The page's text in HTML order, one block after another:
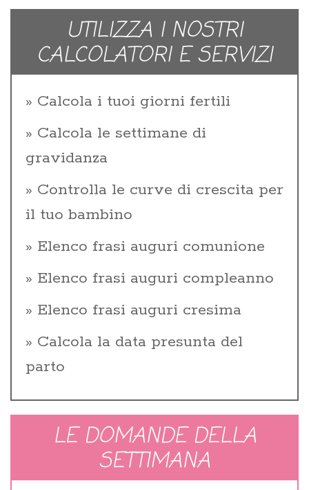
UTILIZZA I NOSTRI
CALCOLATORI E SERVIZI
Calcola i tuoi giorni fertili
Calcola le settimane di
gravidanza
Controlla le curve di crescita per
il tuo bambino
Elenco frasi auguri comunione
Elenco frasi auguri compleanno
Elenco frasi auguri cresima
Calcola la data presunta del
parto
LE DOMANDE DELLA
SETTIMANA